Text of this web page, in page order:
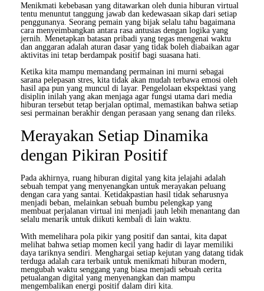
Menikmati kebebasan yang ditawarkan oleh dunia hiburan virtual
tentu menuntut tanggung jawab dan kedewasaan sikap dari setiap
penggunanya. Seorang pemain yang bijak selalu tahu bagaimana
cara menyeimbangkan antara rasa antusias dengan logika yang
jernih. Menetapkan batasan pribadi yang tegas mengenai waktu
dan anggaran adalah aturan dasar yang tidak boleh diabaikan agar
aktivitas ini tetap berdampak positif bagi suasana hati.
Ketika kita mampu memandang permainan ini murni sebagai
sarana pelepasan stres, kita tidak akan mudah terbawa emosi oleh
hasil apa pun yang muncul di layar. Pengelolaan ekspektasi yang
disiplin inilah yang akan menjaga agar fungsi utama dari media
hiburan tersebut tetap berjalan optimal, memastikan bahwa setiap
sesi permainan berakhir dengan perasaan yang senang dan rileks.
Merayakan Setiap Dinamika
dengan Pikiran Positif
Pada akhirnya, ruang hiburan digital yang kita jelajahi adalah
sebuah tempat yang menyenangkan untuk merayakan peluang
dengan cara yang santai. Ketidakpastian hasil tidak seharusnya
menjadi beban, melainkan sebuah bumbu pelengkap yang
membuat perjalanan virtual ini menjadi jauh lebih menantang dan
selalu menarik untuk diikuti kembali di lain waktu.
With memelihara pola pikir yang positif dan santai, kita dapat
melihat bahwa setiap momen kecil yang hadir di layar memiliki
daya tariknya sendiri. Menghargai setiap kejutan yang datang tidak
terduga adalah cara terbaik untuk menikmati hiburan modern,
mengubah waktu senggang yang biasa menjadi sebuah cerita
petualangan digital yang menyenangkan dan mampu
mengembalikan energi positif dalam diri kita.